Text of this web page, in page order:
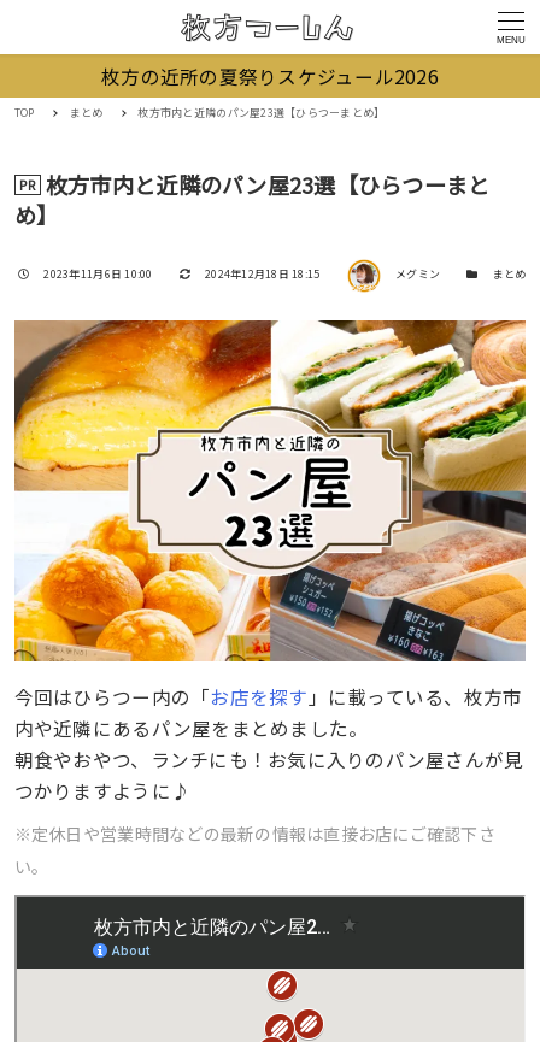
MENU
枚方の近所の夏祭りスケジュール2026
TOP まとめ 枚方市内と近隣のパン屋23選【ひらつーまとめ】
PR 枚方市内と近隣のパン屋23選【ひらつーまと
め】
投稿日
2023年11月6日 10:00 更新日
2024年12月18日 18:15 著者 メグミン カテゴリー
まとめ
今回はひらつー内の「お店を探す 」に載っている、枚方市
内や近隣にあるパン屋をまとめました。
朝食やおやつ、ランチにも！お気に入りのパン屋さんが見
つかりますように♪
※定休日や営業時間などの最新の情報は直接お店にご確認下さ
い。